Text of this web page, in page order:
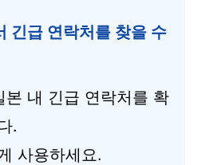
긴급 연락처를 찾을 수
본 내 긴급 연락처를 확
.
사용하세요.